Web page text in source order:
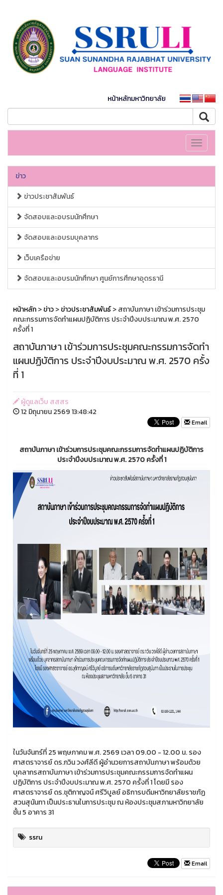
หน้าหลักมหาวิทยาลัย
Toggle
ข่าว
ข่าวประชาสัมพันธ์
จัดสอบและอบรมนักศึกษา
จัดสอบและอบรมบุคลากร
เว็บเครือข่าย
จัดสอบและอบรมนักศึกษา ศูนย์การศึกษาอุดรธานี
หน้าหลัก>ข่าว>ข่าวประชาสัมพันธ์> สถาบันภาษา เข้าร่วมการประชุม
คณะกรรมการจัดทำแผนปฏิบัติการ ประจำปีงบประมาณ พ.ศ. 2570
ครั้งที่ 1
สถาบันภาษา เข้าร่วมการประชุมคณะกรรมการจัดทำ
แผนปฏิบัติการ ประจำปีงบประมาณ พ.ศ. 2570 ครั้ง
ที่ 1
ผู้ดูแลเว็บ สสสร
12 มิถุนายน 2569 13:48:42
Email
สถาบันภาษา เข้าร่วมการประชุมคณะกรรมการจัดทำแผนปฏิบัติการ
ประจำปีงบประมาณ พ.ศ. 2570 ครั้งที่ 1
ในวันจันทร์ที่ 25 พฤษภาคม พ.ศ. 2569 เวลา 09.00 - 12.00 น. รอง
ศาสตราจารย์ ดร.กวิน วงศ์ลีดี ผู้อำนวยการสถาบันภาษา พร้อมด้วย
บุคลากรสถาบันภาษา เข้าร่วมการประชุมคณะกรรมการจัดทำแผน
ปฏิบัติการ ประจำปีงบประมาณ พ.ศ. 2570 ครั้งที่ 1 โดยมี รอง
ศาสตราจารย์ ดร.ชุติกาญจน์ ศรีวิบูลย์ อธิการบดีมหาวิทยาลัยราชภัฏ
สวนสุนันทา เป็นประธานในการประชุม ณ ห้องประชุมสภามหาวิทยาลัย
ชั้น 5 อาคาร 31
ssru
Email